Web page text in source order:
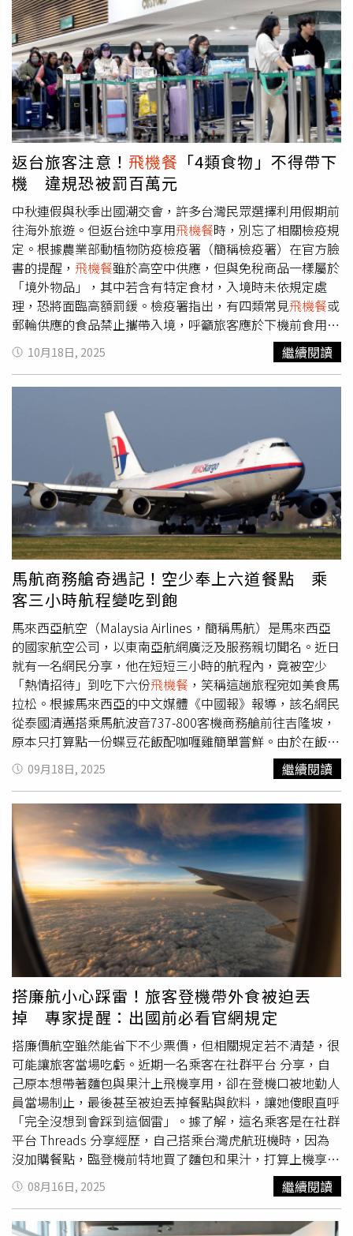
來源清楚可追溯；若使用的是台灣本地豬肉，則均附有農業
部動植物防疫檢疫署的屠宰衛生合格證明。華航強調，公司
對食品安全一向採取嚴謹規範，並提供多元餐點選項，旅客
可依個人需求選擇不同餐食。華膳空廚與長榮空廚是國內航
空餐供應主力，分別服務中華航空、長榮航空及星宇航空。
面對非洲豬瘟威脅，2家公司皆表示已全面落實防疫與食安
管理措施，並隨時準備配合政府政策與疫情變化，調整供餐
內容，兼顧旅客安全與用餐品質。
返台旅客注意！ 飛機餐 「4類食物」不得帶下
機 違規恐被罰百萬元
中秋連假與秋季出國潮交會，許多台灣民眾選擇利用假期前
往海外旅遊。但返台途中享用飛機餐時，別忘了相關檢疫規
定。根據農業部動植物防疫檢疫署（簡稱檢疫署）在官方臉
書的提醒， 飛機餐雖於高空中供應，但與免稅商品一樣屬於
「境外物品」，其中若含有特定食材，入境時未依規定處
理，恐將面臨高額罰鍰。檢疫署指出，有四類常見飛機餐或
郵輪供應的食品禁止攜帶入境，呼籲旅客應於下機前食用完
畢，或主動棄置於機場設置的農產品棄置箱。這四類食品分
別為：一、含豬、雞、牛等禽畜肉類的餐點二、夾有肉類、
火腿、生菜的三明治或麵包三、生菜沙拉四、附餐水果，例
款，違規攜帶上述物品入境者，最高可處新台幣100萬元罰
鍰。若從非洲豬瘟疫區國家或地區帶回含豬肉製品者，首次
違規即罰20萬元，再犯者將直接裁罰100萬元。農業部呼
籲，旅客入境台灣前務必了解並遵守檢疫相關規範，以免因
誤觸法令而受罰。除飛機餐外，中秋節期間常見的月餅類食
品也須特別留意。檢疫署特別提醒，無論是個人返國攜帶、
國外親友寄送，或經網路平台購買的月餅，只要內餡含有禽
畜肉類，皆禁止輸入台灣。例如「伍仁」、「金華」、「金
腿」、「雲腿」等口味月餅中，常含肉類成分，均屬高風險
品項。混搭多種口味的禮盒亦須詳細確認成分標示，以免因
未察覺違規成分而觸法。同時，若違法自國外輸入動植物產
品，最重可依相關法律，處以七年以下有期徒刑，並得併科
新台幣300萬元以下罰金。農業部再次強調，防堵非洲豬瘟
是全民責任，請民眾配合檢疫措施，共同守護台灣農業安
全。
10月18日, 2025 繼續閱讀
馬航商務艙奇遇記！空少奉上六道餐點 乘
客三小時航程變吃到飽
馬來西亞航空（Malaysia Airlines，簡稱馬航）是馬來西亞
的國家航空公司，以東南亞航網廣泛及服務親切聞名。近日
就有一名網民分享，他在短短三小時的航程內，竟被空少
「熱情招待」到吃下六份飛機餐 ，笑稱這趟旅程宛如美食馬
拉松。根據馬來西亞的中文媒體《中國報》報導，該名網民
從泰國清邁搭乘馬航波音737-800客機商務艙前往吉隆坡，
原本只打算點一份蝶豆花飯配咖喱雞簡單嘗鮮。由於在飯店
已用過早餐，他並未打算在機上大快朵頤。然而，當乘務長
逐一詢問乘客是否需要更多餐點時，他隨口表示：「可以嘗
一嘗，但不一定吃得完。」沒想到這句話立刻打開乘務長的
「熱情開關」。接下來，他不僅吃到娘惹亞參辣魚，還陸續
被端上參峇蝦椰漿飯、雞肉雲吞麵、印度餐、荷蘭醬焗蛋，
另外還附加兩個小蛋糕、一杯蜂蜜檸檬茶與半杯拉茶。讓他
驚訝的是，部分餐點甚至不在該航班的菜單上。事後才知
道，這些其實是從前一班吉隆坡飛清邁的航班餐點，意外全
被他「解鎖」。該網民還提到，馬航的麵包香氣濃郁，但他
實在吃不下，隨口詢問能否打包，結果竟收穫一整袋多達十
個的麵包。這段經歷被分享到臉書專頁「靠北奧客」後，引
起網友熱烈討論。有網友笑稱：「這根本是把短程飛行吃成
豪華自助餐！」也有人羨慕地說：「遇到這樣的乘務長，應
該沒人會想拒絕吧。」一名乘客原本只打算簡單用餐，卻因
乘務長過度熱情連續吃下六份主餐。（圖／翻攝自FB，馬
來西亞東方日報）
09月18日, 2025 繼續閱讀
搭廉航小心踩雷！旅客登機帶外食被迫丟
掉 專家提醒：出國前必看官網規定
搭廉價航空雖然能省下不少票價，但相關規定若不清楚，很
可能讓旅客當場吃虧。近期一名乘客在社群平台 分享，自
己原本想帶著麵包與果汁上飛機享用，卻在登機口被地勤人
員當場制止，最後甚至被迫丟掉餐點與飲料，讓她傻眼直呼
「完全沒想到會踩到這個雷」。據了解，這名乘客是在社群
平台 Threads 分享經歷，自己搭乘台灣虎航班機時，因為
沒加購餐點，臨登機前特地買了麵包和果汁，打算上機享
用，沒想到卻在登機口被地勤人員攔下，還被迫丟掉餐點與
飲料，讓她相當傻眼，直呼「第一次才知道不能帶外食上
機！」這段經歷隨即引起網友熱烈討論，不少人也回憶起自
08月16日, 2025 繼續閱讀